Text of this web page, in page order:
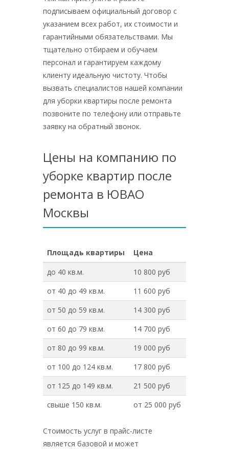
подписываем официальный договор с
указанием всех работ, их стоимости и
гарантийными обязательствами. Мы
тщательно отбираем и обучаем
персонал и гарантируем каждому
клиенту идеальную чистоту. Чтобы
вызвать специалистов нашей компании
для уборки квартиры после ремонта
позвоните по телефону или отправьте
заявку на обратный звонок.
Цены на компанию по
уборке квартир после
ремонта в ЮВАО
Москвы
Площадь квартиры
Цена
до 40 кв.м.
10 800 руб
от 40 до 49 кв.м.
11 600 руб
от 50 до 59 кв.м.
14 300 руб
от 60 до 79 кв.м.
14 700 руб
от 80 до 99 кв.м.
19 000 руб
от 100 до 124 кв.м.
17 800 руб
от 125 до 149 кв.м.
21 500 руб
свыше 150 кв.м.
от 25 000 руб
Стоимость услуг в прайс-листе
является базовой и может